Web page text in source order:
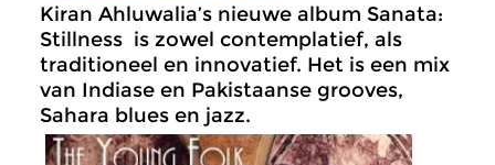
Kiran Ahluwalia’s nieuwe album Sanata:
Stillness is zowel contemplatief, als
traditioneel en innovatief. Het is een mix
van Indiase en Pakistaanse grooves,
Sahara blues en jazz.